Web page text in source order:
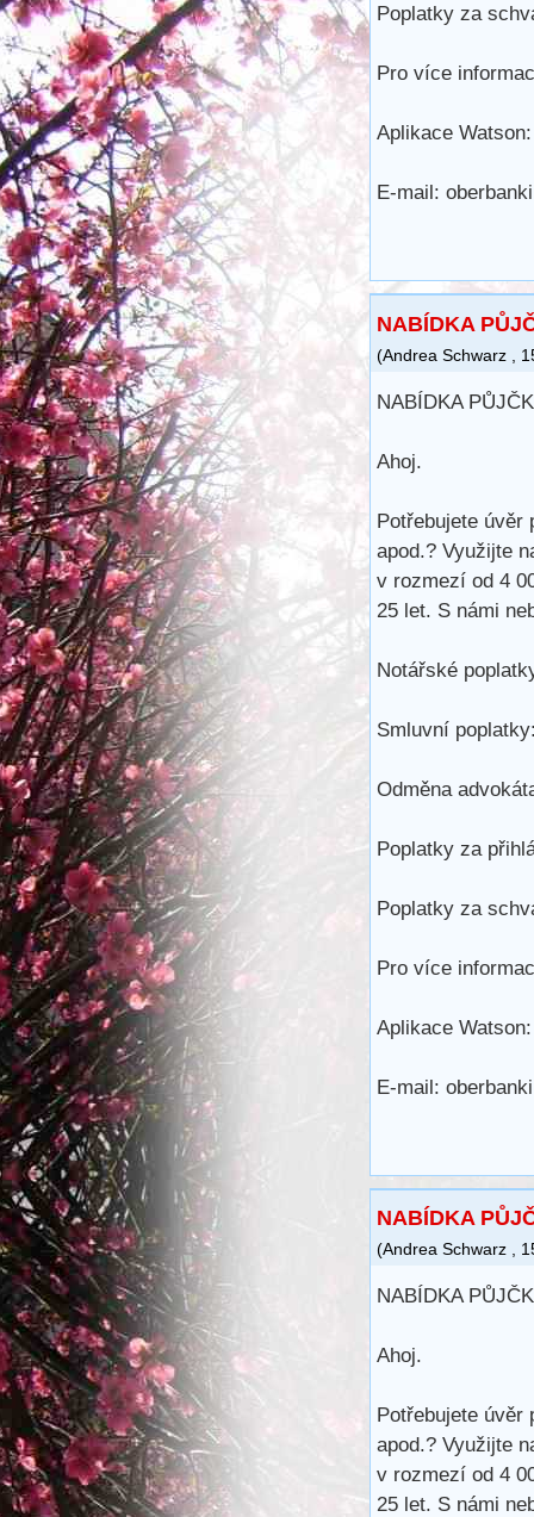
Poplatky za
Pro více
Aplikace
E-mail:
NABÍDKA
(Andrea Schwarz
NABÍDKA
Ahoj.
Potřebujete úvěr
apod.? Využijte
v rozmezí od 4
25 let. S námi
Notářské
Smluvní
Odměna
Poplatky za
Poplatky za
Pro více
Aplikace
E-mail:
NABÍDKA
(Andrea Schwarz
NABÍDKA
Ahoj.
Potřebujete úvěr
apod.? Využijte
v rozmezí od 4
25 let. S námi